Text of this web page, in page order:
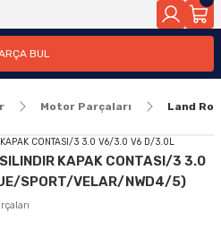
BUL
Motor Parçaları Land
KAPAK CONTASI/3 3.0
SPORT/VELAR/NWD4/5)